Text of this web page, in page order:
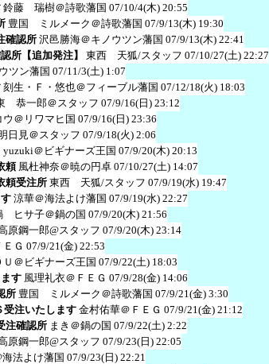
鈴藤 瑞樹＠詩歌藩国 07/10/4(木) 20:55
豊国 ミルメーク＠詩歌藩国 07/9/13(木) 19:30
確認所 沢邑勝海＠キノウツン藩国 07/9/13(木) 22:41
所【追加発注】
東西 天狐/スタッフ 07/10/27(土) 22:27
ツン藩国 07/11/3(土) 1:07
刻生・Ｆ・悠也＠フィーブル藩国 07/12/18(火) 18:03
恭一郎＠スタッフ 07/9/16(日) 23:12
ウ＠リワマヒ国 07/9/16(日) 23:36
日見＠スタッフ 07/9/18(火) 2:06
yuzuki＠ビギナーズ王国 07/9/20(木) 20:13
頼 風杜神奈＠暁の円卓 07/10/27(土) 14:07
頼受注所 東西 天狐/スタッフ 07/9/19(水) 19:47
涼華＠海法よけ藩国 07/9/19(水) 22:27
ヒサ子＠鍋の国 07/9/20(木) 21:56
原鋼一郎@スタッフ 07/9/20(木) 23:14
ＥＧ 07/9/21(金) 22:53
Ｕ＠ビギナーズ王国 07/9/22(土) 18:03
す 風理礼衣＠ＦＥＧ 07/9/28(金) 14:06
所 豊国 ミルメーク＠詩歌藩国 07/9/21(金) 3:30
注いたします 金村佑華＠ＦＥＧ 07/9/21(金) 21:12
注確認所 まき＠鍋の国 07/9/22(土) 2:22
原鋼一郎@スタッフ 07/9/23(日) 22:05
法よけ藩国 07/9/23(日) 22:21